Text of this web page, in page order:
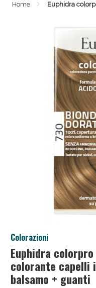
Home Euphidra
Colorazioni
Euphidra
colorante capelli
balsamo + guanti
Drenanti e Pancia
Salini e